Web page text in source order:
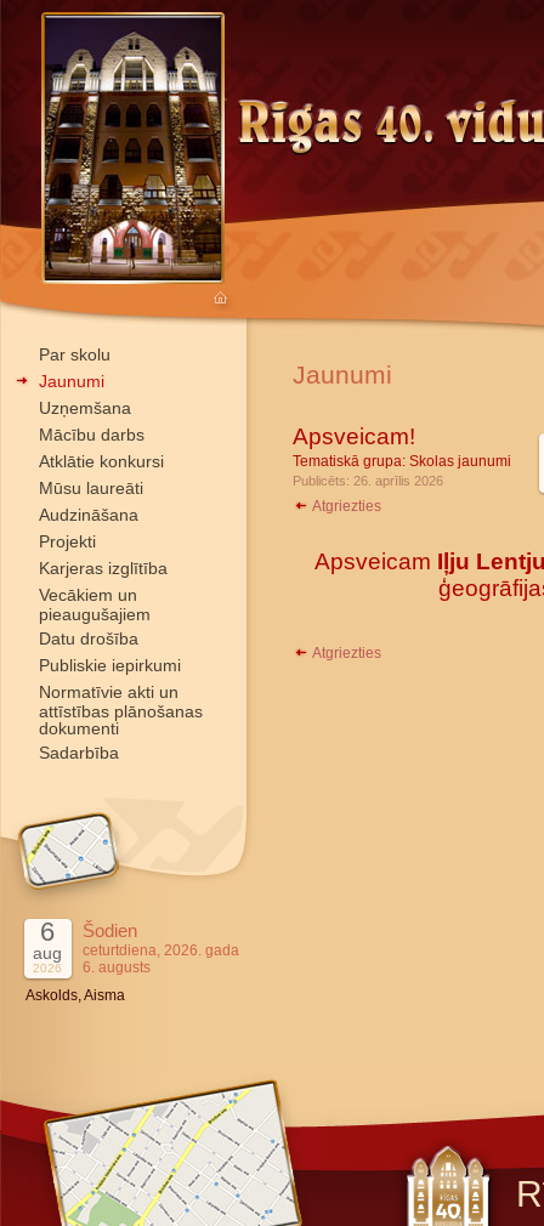
Par skolu
Jaunumi
Uzņemšana
Mācību darbs
Atklātie konkursi
Mūsu laureāti
Audzināšana
Projekti
Karjeras izglītība
Vecākiem un
pieaugušajiem
Datu drošība
Publiskie iepirkumi
Normatīvie akti un
attīstības plānošanas
dokumenti
Sadarbība
6
aug
2026
Šodien
ceturtdiena, 2026. gada
6. augusts
Askolds, Aisma
Jaunumi
Apsveicam!
Tematiskā grupa: Skolas jaunumi
Publicēts: 26. aprīlis 2026
Atgriezties
Apsveicam Iļju
Atgriezties